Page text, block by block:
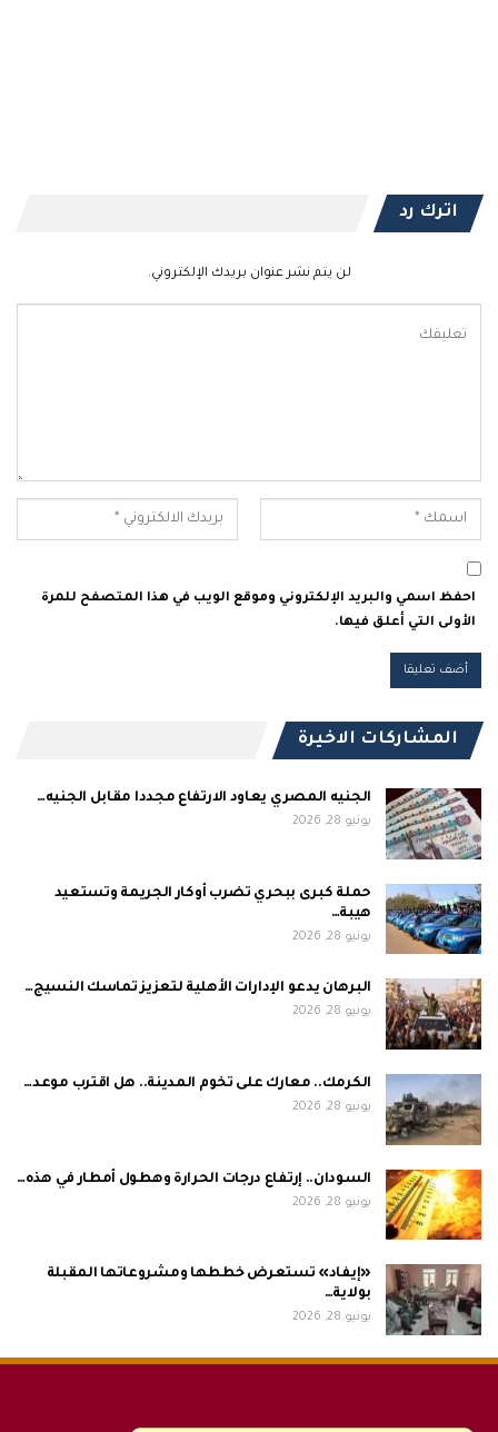
اترك رد
لن يتم نشر عنوان بريدك الإلكتروني.
احفظ اسمي والبريد الإلكتروني وموقع الويب في هذا المتصفح للمرة
الأولى التي أعلق فيها.
المشاركات الاخيرة
الجنيه المصري يعاود الارتفاع مجددا مقابل الجنيه…
يونيو 28, 2026
حملة كبرى ببحري تضرب أوكار الجريمة وتستعيد
هيبة…
يونيو 28, 2026
البرهان يدعو الإدارات الأهلية لتعزيز تماسك النسيج…
يونيو 28, 2026
الكرمك.. معارك على تخوم المدينة.. هل اقترب موعد…
يونيو 28, 2026
السودان.. إرتفاع درجات الحرارة وهطول أمطار في هذه…
يونيو 28, 2026
«إيفاد» تستعرض خططها ومشروعاتها المقبلة
بولاية…
يونيو 28, 2026